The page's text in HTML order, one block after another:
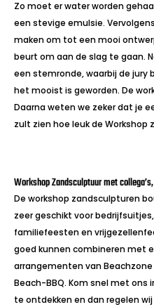
Zo moet er water worden
een stevige emulsie.
maken om tot een mooi
beurt om aan de slag te gaan.
een stemronde, waarbij de jury
het mooist is geworden. De
Daarna weten we zeker dat je
zult zien hoe leuk de Workshop
Workshop Zandsculptuur met
De workshop zandsculpturen
zeer geschikt voor
familiefeesten en
goed kunnen combineren met
arrangementen van
Beach-BBQ. Kom snel met
te ontdekken en dan regelen